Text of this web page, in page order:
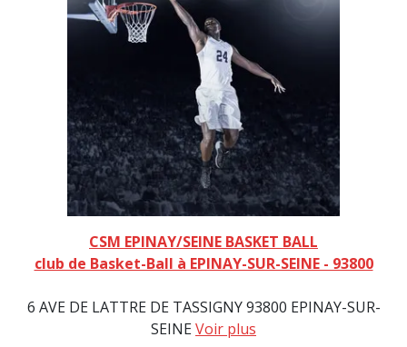
CSM EPINAY/SEINE BASKET BALL
club de Basket-Ball à EPINAY-SUR-SEINE - 93800
6 AVE DE LATTRE DE TASSIGNY 93800 EPINAY-SUR-
SEINEVoir plus